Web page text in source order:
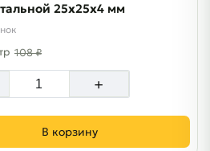
25х25х4 мм
108 ₽
+
В корзину